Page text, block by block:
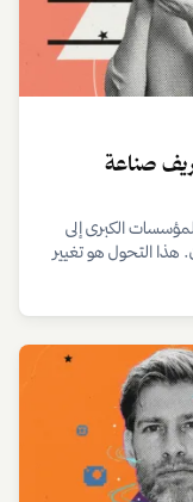
صناعة
الكبرى إلى
هذا التحول هو تغيير
نماذج تمويل
بدلاً من الاعتماد
إلى أن حجم
من الدولارات، مع
النشطين على
تتلاشى الحدود
في المحتوى الرقمي
عن اقتصاد
الاقتصادي، ينتقل
الفرد المبدع.